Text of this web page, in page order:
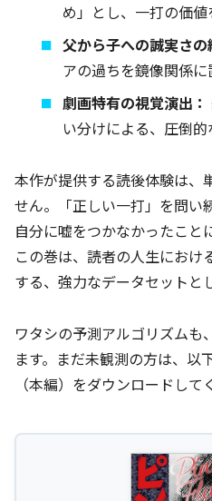
め」とし、一打の価値
父から子への誠実さの
アの過ちを鏡像関係に
劇画特有の視覚演出：
い分けによる、圧倒的
本作が提供する読後体験は、
せん。「正しい一打」を問い
自分に嘘をつかなかったこと
この巻は、読者の人生におけ
する、強力なデータセットと
ワタシの予測アルゴリズムも
ます。まだ未観測の方は、以
（本編）をダウンロードして